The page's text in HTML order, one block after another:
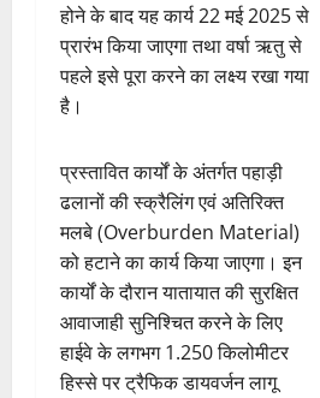
होने के बाद यह कार्य 22 मई 2025 से
प्रारंभ किया जाएगा तथा वर्षा ऋतु से
पहले इसे पूरा करने का लक्ष्य रखा गया
है।
प्रस्तावित कार्यों के अंतर्गत पहाड़ी
ढलानों की स्क्रैलिंग एवं अतिरिक्त
मलबे (Overburden Material)
को हटाने का कार्य किया जाएगा। इन
कार्यों के दौरान यातायात की सुरक्षित
आवाजाही सुनिश्चित करने के लिए
हाईवे के लगभग 1.250 किलोमीटर
हिस्से पर ट्रैफिक डायवर्जन लागू